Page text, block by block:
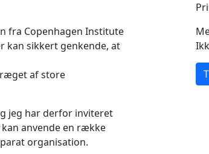
fra Copenhagen Institute
kan sikkert genkende, at
af store
jeg har derfor inviteret
anvende en række
organisation.